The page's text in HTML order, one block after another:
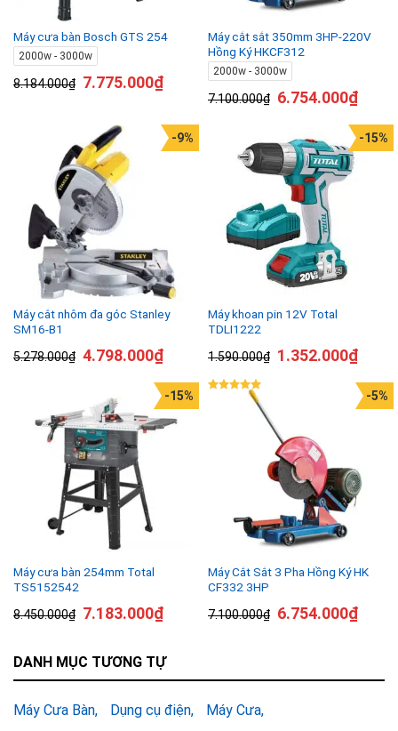
Máy cưa bàn Bosch GTS 254
2000w - 3000w
8.184.000₫ 7.775.000₫
Máy cắt sắt 350mm 3HP-220V
Hồng Ký HKCF312
2000w - 3000w
7.100.000₫ 6.754.000₫
Máy cắt nhôm đa góc Stanley
SM16-B1
5.278.000₫
-9%
4.798.000₫
Máy khoan pin 12V Total
TDLI1222
1.590.000₫
-15%
1.352.000₫
Máy cưa bàn 254mm Total
TS5152542
8.450.000₫
-15%
7.183.000₫
Máy Cắt Sắt 3 Pha Hồng Ký HK
CF332 3HP
Được xếp
7.100.000₫
-5%
6.754.000₫
DANH MỤC TƯƠNG TỰ
Máy Cưa Bàn Dụng cụ điện
Máy Cưa